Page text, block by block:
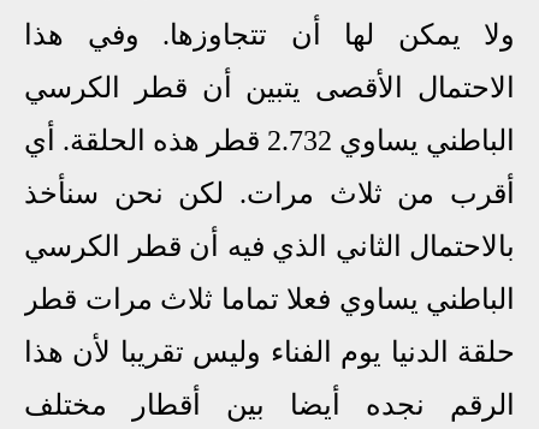
ولا يمكن لها أن تتجاوزها. وفي هذا
الاحتمال الأقصى يتبين أن قطر الكرسي
الباطني يساوي 2.732 قطر هذه الحلقة. أي
أقرب من ثلاث مرات. لكن نحن سنأخذ
بالاحتمال الثاني الذي فيه أن قطر الكرسي
الباطني يساوي فعلا تماما ثلاث مرات قطر
حلقة الدنيا يوم الفناء وليس تقريبا لأن هذا
الرقم نجده أيضا بين أقطار مختلف